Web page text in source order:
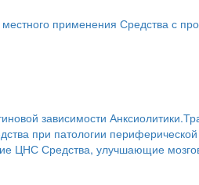
применения Средства с
зависимости
при патологии
ЦНС Средства, улучшающие